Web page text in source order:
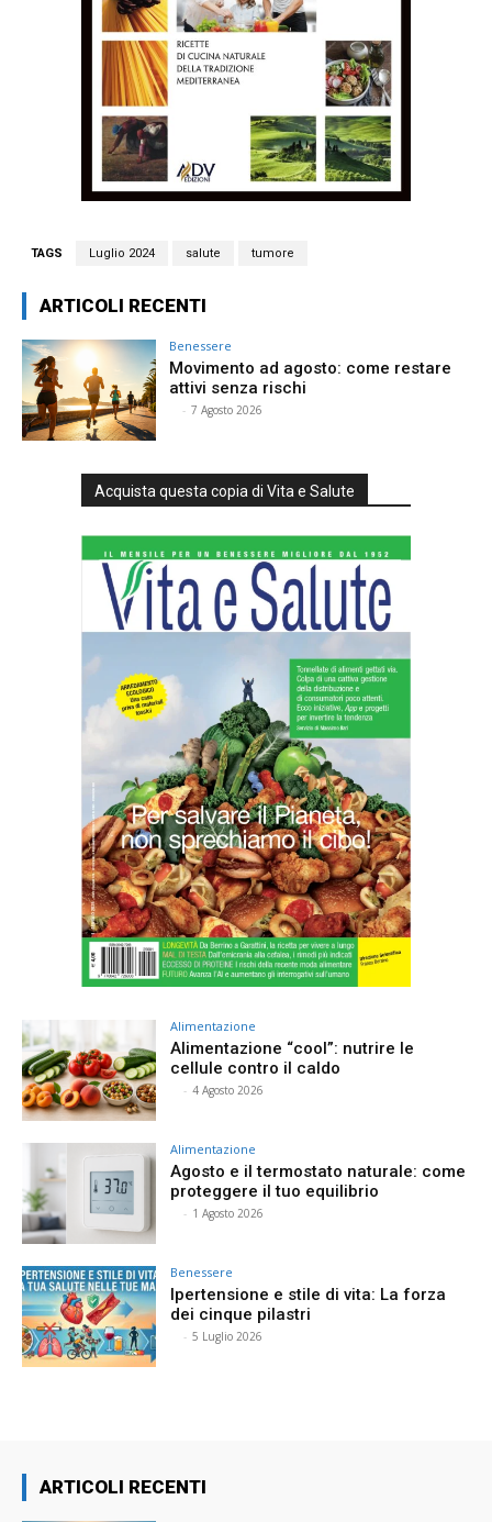
TAGS Luglio 2024 salute tumore
ARTICOLI RECENTI
Benessere
Movimento ad agosto: come restare
attivi senza rischi
- 7 Agosto 2026
Acquista questa copia di Vita e Salute
Alimentazione
Alimentazione “cool”: nutrire le
cellule contro il caldo
- 4 Agosto 2026
Alimentazione
Agosto e il termostato naturale: come
proteggere il tuo equilibrio
- 1 Agosto 2026
Benessere
Ipertensione e stile di vita: La forza
dei cinque pilastri
- 5 Luglio 2026
ARTICOLI RECENTI